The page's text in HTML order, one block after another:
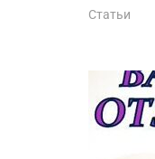
Статьи